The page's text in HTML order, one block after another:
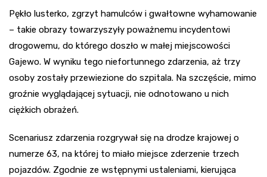
Pękło lusterko, zgrzyt hamulców i gwałtowne wyhamowanie
– takie obrazy towarzyszyły poważnemu incydentowi
drogowemu, do którego doszło w małej miejscowości
Gajewo. W wyniku tego niefortunnego zdarzenia, aż trzy
osoby zostały przewiezione do szpitala. Na szczęście, mimo
groźnie wyglądającej sytuacji, nie odnotowano u nich
ciężkich obrażeń.
Scenariusz zdarzenia rozgrywał się na drodze krajowej o
numerze 63, na której to miało miejsce zderzenie trzech
pojazdów. Zgodnie ze wstępnymi ustaleniami, kierująca